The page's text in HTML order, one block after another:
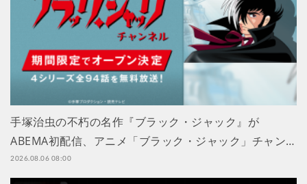
手塚治虫の不朽の名作『ブラック・ジャック』が
ABEMA初配信、アニメ「ブラック・ジャック」チャン…
2026.08.06 08:00